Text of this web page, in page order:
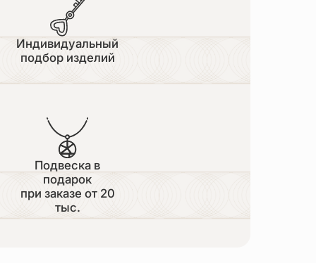
Индивидуальный
подбор изделий
Подвеска в
подарок
при заказе от 20
тыс.